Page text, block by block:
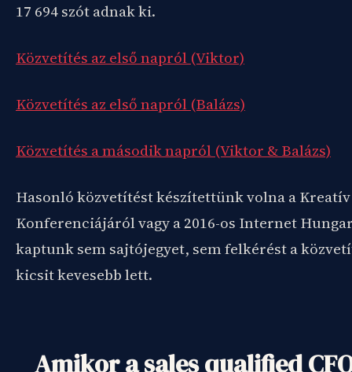
17 694 szót adnak ki.
Közvetítés az első napról (Viktor)
Közvetítés az első napról (Balázs)
Közvetítés a második napról (Viktor & Balázs)
Hasonló közvetítést készítettünk volna a
Konferenciájáról vagy a 2016-os Internet
kaptunk sem sajtójegyet, sem felkérést a
kicsit kevesebb lett.
Amikor a sales qualified